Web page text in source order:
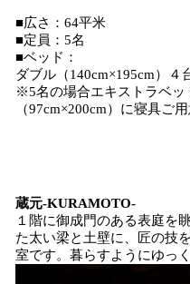
■広さ：64平米
■定員：5名
■ベッド：
ダブル（140cm×195cm）４
※5名の場合エキストラベッ
（97cm×200cm）に寝具ご
蔵元-KURAMOTO-
１階に御成門のある表庭を
た太い梁と土壁に、匠の技
室です。暮らすようにゆっ